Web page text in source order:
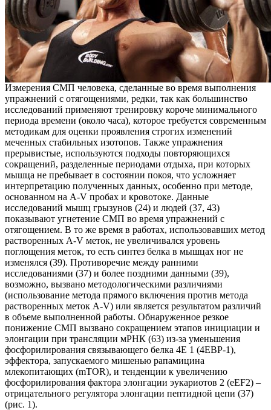
Измерения СМП человека, сделанные во время выполнения
упражнений с отягощениями, редки, так как большинство
исследований применяют тренировку короче минимального
периода времени (около часа), которое требуется современным
методикам для оценки проявления строгих изменений
меченных стабильных изотопов. Также упражнения
прерывистые, используются подходы повторяющихся
сокращений, разделенные периодами отдыха, при которых
мышца не пребывает в состоянии покоя, что усложняет
интерпретацию полученных данных, особенно при методе,
основанном на A-V пробах и кровотоке. Данные
исследований мышц грызунов (24) и людей (37, 43)
показывают угнетение СМП во время упражнений с
отягощением. В то же время в работах, использовавших метод
растворенных A-V меток, не увеличивался уровень
поглощения меток, то есть синтез белка в мышцах ног не
изменялся (39). Противоречие между ранними
исследованиями (37) и более поздними данными (39),
возможно, вызвано методологическими различиями
(использование метода прямого включения против метода
растворенных меток A-V) или является результатом различий
в объеме выполненной работы. Обнаруженное резкое
понижение СМП вызвано сокращением этапов инициации и
элонгации при трансляции мРНК (63) из-за уменьшения
фосфорилирования связывающего белка 4Е 1 (4ЕВР-1),
эффектора, запускаемого мишенью рапамицина
млекопитающих (mTOR), и тенденции к увеличению
фосфорилирования фактора элонгации эукариотов 2 (eEF2) –
отрицательного регулятора элонгации пептидной цепи (37)
(рис. 1).